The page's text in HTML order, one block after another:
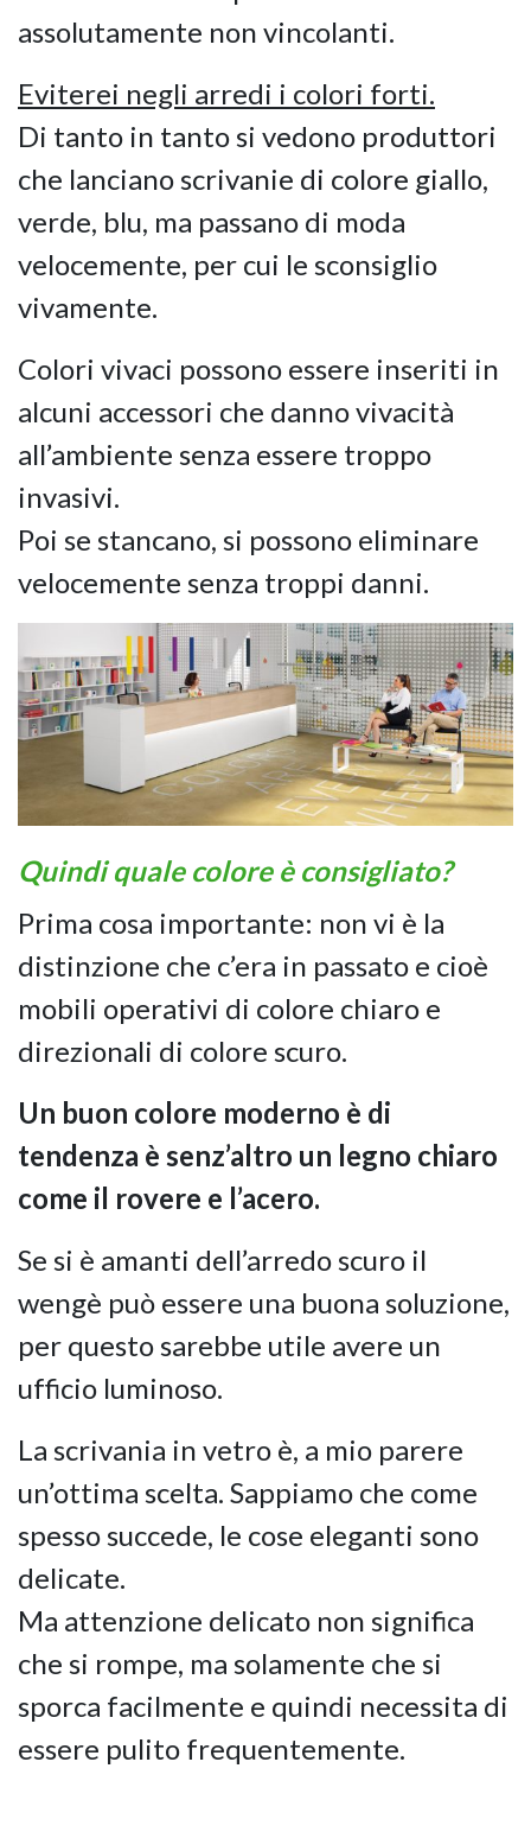
assolutamente non vincolanti.
Eviterei negli arredi i colori forti.
Di tanto in tanto si vedono produttori
che lanciano scrivanie di colore giallo,
verde, blu, ma passano di moda
velocemente, per cui le sconsiglio
vivamente.
Colori vivaci possono essere inseriti in
alcuni accessori che danno vivacità
all’ambiente senza essere troppo
invasivi.
Poi se stancano, si possono eliminare
velocemente senza troppi danni.
Quindi quale colore è consigliato?
Prima cosa importante: non vi è la
distinzione che c’era in passato e cioè
mobili operativi di colore chiaro e
direzionali di colore scuro.
Un buon colore moderno è di
tendenza è senz’altro un legno chiaro
come il rovere e l’acero.
Se si è amanti dell’arredo scuro il
wengè può essere una buona soluzione,
per questo sarebbe utile avere un
ufficio luminoso.
La scrivania in vetro è, a mio parere
un’ottima scelta. Sappiamo che come
spesso succede, le cose eleganti sono
delicate.
Ma attenzione delicato non significa
che si rompe, ma solamente che si
sporca facilmente e quindi necessita di
essere pulito frequentemente.